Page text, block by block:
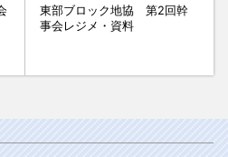
東部ブロック地協 第2回幹
事会レジメ・資料